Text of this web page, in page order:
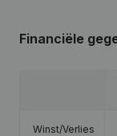
Financiële
Winst/Verlies